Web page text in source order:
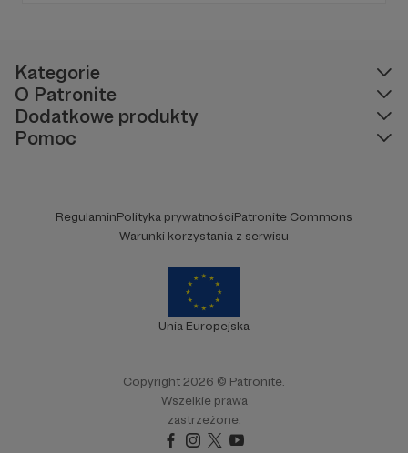
Kategorie
O Patronite
Dodatkowe produkty
Pomoc
RegulaminPolityka prywatnościPatronite Commons
Warunki korzystania z serwisu
Unia Europejska
Copyright 2026 © Patronite.
Wszelkie prawa
zastrzeżone.